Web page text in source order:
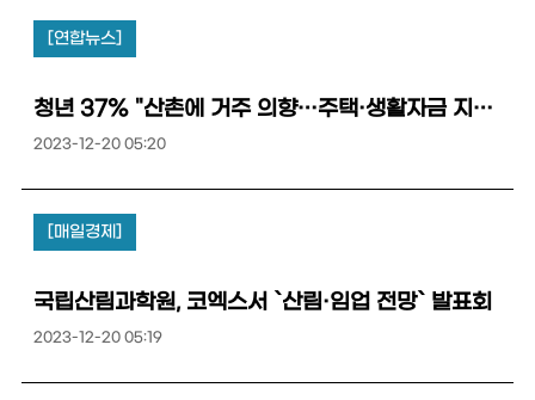
[연합뉴스]
청년 37% "산촌에 거주 의향…주택·생활자금 지원 원해"
2023-12-20 05:20
[매일경제]
국립산림과학원, 코엑스서 `산림·임업 전망` 발표회
2023-12-20 05:19